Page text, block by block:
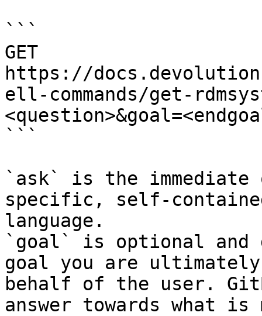
```
GET
https://
ell-commands/get-
```
`ask` is the
specific, self-
language.
`goal` is optional and
goal you are
behalf of the user.
answer towards what